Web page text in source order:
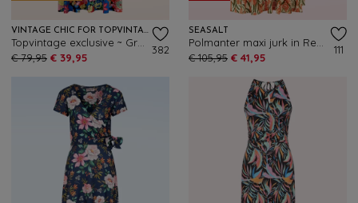
VINTAGE CHIC FOR TOPVINTAGE
€ 79,95 € 39,95
382
SEASALT
€ 105,95 € 41,95
111